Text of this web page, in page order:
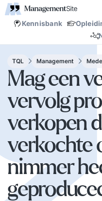
Kennisbank
TQL Management
Mag een
vervolg
verkopen
verkochte
nimmer